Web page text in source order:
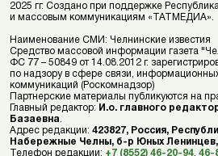
2025 гг. Создано при поддержке
и массовым коммуникациям «ТАТМЕДИА».
Наименование СМИ: Челнинские известия
Средство массовой информации газета
ФС 77 – 50849 от 14.08.2012 г.
по надзору в сфере связи,
коммуникаций (Роскомнадзор)
Партнерские материалы публикуются на
Главный редактор: И.о. главного
Базаевна
Адрес редакции: 423827, Россия,
Набережные Челны, б-р Юных Ленинцев,
Телефон редакции: +7 (8552) 46-20-94 46-